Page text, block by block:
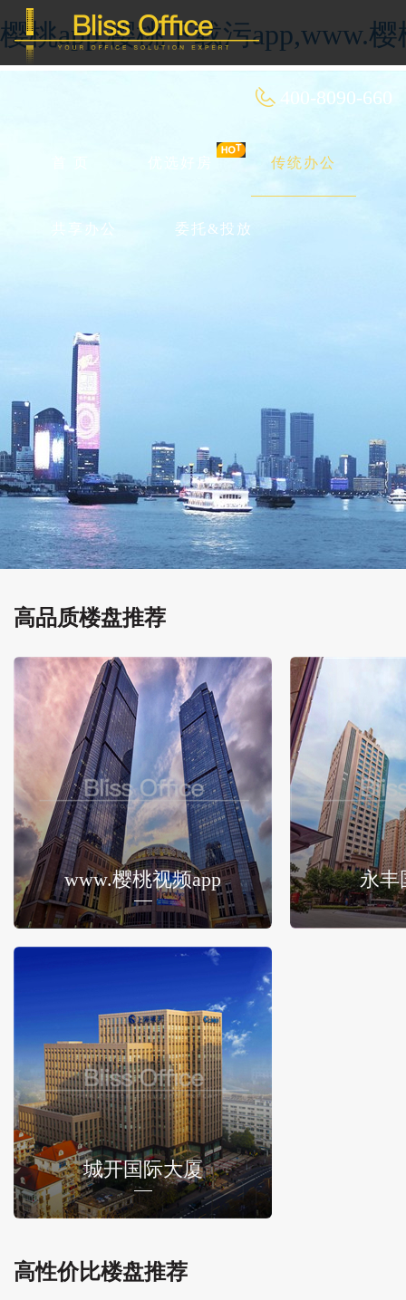
樱桃app,樱桃下载污app,www.
400-8090-660
优选好房 传统办公
共享办公 委托&投放
高品质楼盘推荐
www.樱桃视频app 永丰
城开国际大厦
高性价比楼盘推荐